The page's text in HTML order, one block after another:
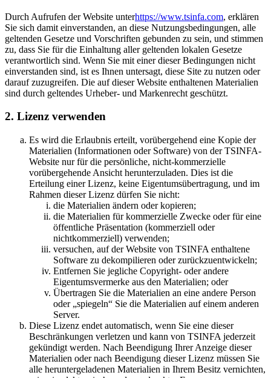
Durch Aufrufen der Website unterhttps://www.tsinfa.com, erklären
Sie sich damit einverstanden, an diese Nutzungsbedingungen, alle
geltenden Gesetze und Vorschriften gebunden zu sein, und stimmen
zu, dass Sie für die Einhaltung aller geltenden lokalen Gesetze
verantwortlich sind. Wenn Sie mit einer dieser Bedingungen nicht
einverstanden sind, ist es Ihnen untersagt, diese Site zu nutzen oder
darauf zuzugreifen. Die auf dieser Website enthaltenen Materialien
sind durch geltendes Urheber- und Markenrecht geschützt.
2. Lizenz verwenden
Es wird die Erlaubnis erteilt, vorübergehend eine Kopie der
Materialien (Informationen oder Software) von der TSINFA-
Website nur für die persönliche, nicht-kommerzielle
vorübergehende Ansicht herunterzuladen. Dies ist die
Erteilung einer Lizenz, keine Eigentumsübertragung, und im
Rahmen dieser Lizenz dürfen Sie nicht:
die Materialien ändern oder kopieren;
die Materialien für kommerzielle Zwecke oder für eine
öffentliche Präsentation (kommerziell oder
nichtkommerziell) verwenden;
versuchen, auf der Website von TSINFA enthaltene
Software zu dekompilieren oder zurückzuentwickeln;
Entfernen Sie jegliche Copyright- oder andere
Eigentumsvermerke aus den Materialien; oder
Übertragen Sie die Materialien an eine andere Person
oder „spiegeln“ Sie die Materialien auf einem anderen
Server.
Diese Lizenz endet automatisch, wenn Sie eine dieser
Beschränkungen verletzen und kann von TSINFA jederzeit
gekündigt werden. Nach Beendigung Ihrer Anzeige dieser
Materialien oder nach Beendigung dieser Lizenz müssen Sie
alle heruntergeladenen Materialien in Ihrem Besitz vernichten,